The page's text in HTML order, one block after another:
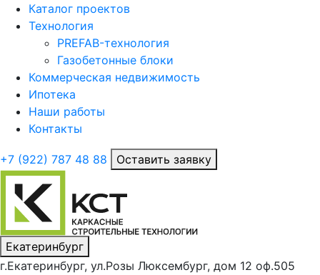
Каталог проектов
Технология
PREFAB-технология
Газобетонные блоки
Коммерческая недвижимость
Ипотека
Наши работы
Контакты
+7 (922) 787 48 88 Оставить заявку
Екатеринбург
г.Екатеринбург, ул.Розы Люксембург, дом 12 оф.505